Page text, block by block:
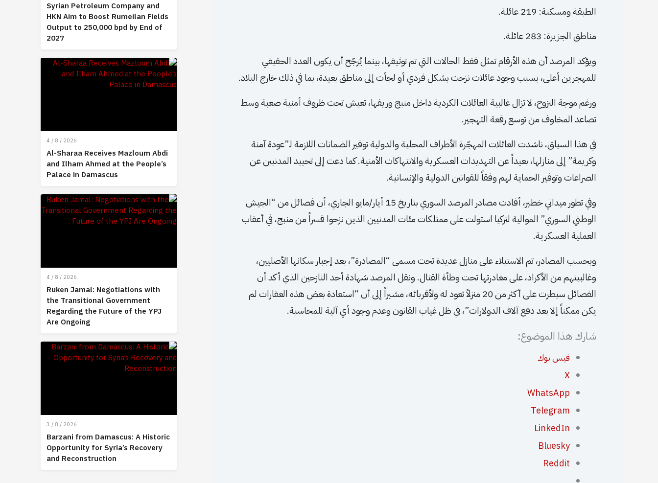
الطبقة ومسكنة: 219 عائلة.
مناطق الجزيرة: 283 عائلة.
ويؤكد المرصد أن هذه الأرقام تمثل فقط الحالات التي تم توثيقها، بينما يُرجّح أن يكون العدد الحقيقي
للمهجرين أعلى، بسبب وجود عائلات نزحت بشكل فردي أو لجأت إلى مناطق بعيدة، بما في ذلك خارج البلاد.
ورغم موجة النزوح، لا تزال غالبية العائلات الكردية داخل منبج وريفها، تعيش تحت ظروف أمنية صعبة وسط
تصاعد المخاوف من توسع رقعة التهجير.
في هذا السياق، ناشدت العائلات المهجّرة الأطراف المحلية والدولية توفير الضمانات اللازمة لـ”عودة آمنة
وكريمة” إلى منازلها، بعيداً عن التهديدات العسكرية والانتهاكات الأمنية. كما دعت إلى تحييد المدنيين عن
الصراعات وتوفير الحماية لهم وفقاً للقوانين الدولية والإنسانية.
وفي تطور ميداني خطير، أفادت مصادر المرصد السوري بتاريخ 15 أيار/مايو الجاري، أن فصائل من “الجيش
الوطني السوري” الموالية لتركيا استولت على ممتلكات مئات المدنيين الذين نزحوا قسراً من منبج، في أعقاب
العملية العسكرية.
وبحسب المصادر، تم الاستيلاء على منازل عديدة تحت مسمى “المصادرة”، بعد إجبار سكانها الأصليين،
وغالبيتهم من الأكراد، على مغادرتها تحت وطأة القتال. ونقل المرصد شهادة أحد النازحين الذي أكد أن
الفصائل سيطرت على أكثر من 20 منزلاً تعود له ولأقربائه، مشيراً إلى أن “استعادة بعض هذه العقارات لم
يكن ممكناً إلا بعد دفع آلاف الدولارات”، في ظل غياب القانون وعدم وجود أي آلية للمحاسبة.
شارك هذا الموضوع:
فيس بوك
X
WhatsApp
Telegram
LinkedIn
Bluesky
Reddit
Syrian Petroleum Company and
HKN Aim to Boost Rumeilan Fields
Output to 250,000 bpd by End of
2027
4 / 8 / 2026
Al-Sharaa Receives Mazloum Abdi
and Ilham Ahmed at the People’s
Palace in Damascus
4 / 8 / 2026
Ruken Jamal: Negotiations with
the Transitional Government
Regarding the Future of the YPJ
Are Ongoing
3 / 8 / 2026
Barzani from Damascus: A Historic
Opportunity for Syria’s Recovery
and Reconstruction